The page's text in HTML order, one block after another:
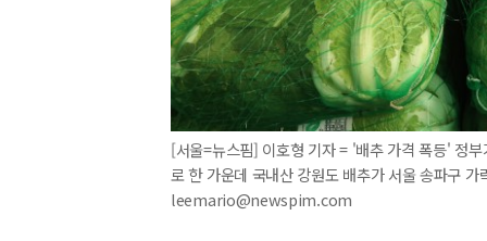
[서울=뉴스핌] 이호형 기자 = '배추 가격 폭등' 정
로 한 가운데 국내산 강원도 배추가 서울 송파구
leemario@newspim.com